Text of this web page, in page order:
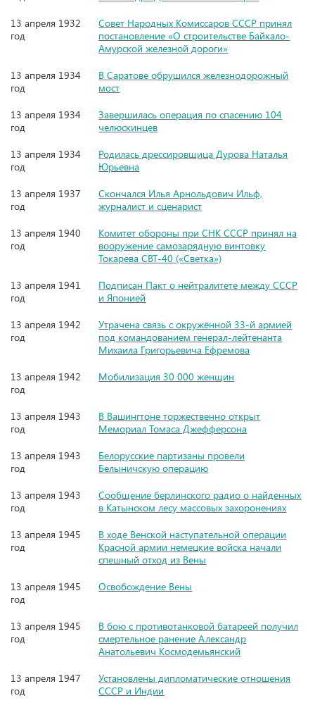
13 апреля 1932
год
Совет Народных Комиссаров СССР принял
постановление «О строительстве Байкало-
Амурской железной дороги»
13 апреля 1934
год
В Саратове обрушился железнодорожный
мост
13 апреля 1934
год
Завершилась операция по спасению 104
челюскинцев
13 апреля 1934
год
Родилась дрессировщица Дурова Наталья
Юрьевна
13 апреля 1937
год
Скончался Илья Арнольдович Ильф,
журналист и сценарист
13 апреля 1940
год
Комитет обороны при СНК СССР принял на
вооружение самозарядную винтовку
Токарева СВТ-40 («Светка»)
13 апреля 1941
год
Подписан Пакт о нейтралитете между СССР
и Японией
13 апреля 1942
год
Утрачена связь с окружённой 33-й армией
под командованием генерал-лейтенанта
Михаила Григорьевича Ефремова
13 апреля 1942
год
Мобилизация 30 000 женщин
13 апреля 1943
год
В Вашингтоне торжественно открыт
Мемориал Томаса Джефферсона
13 апреля 1943
год
Белорусские партизаны провели
Белыничскую операцию
13 апреля 1943
год
Сообщение берлинского радио о найденных
в Катынском лесу массовых захоронениях
13 апреля 1945
год
В ходе Венской наступательной операции
Красной армии немецкие войска начали
спешный отход из Вены
13 апреля 1945
год
Освобождение Вены
13 апреля 1945
год
В бою с противотанковой батареей получил
смертельное ранение Александр
Анатольевич Космодемьянский
13 апреля 1947
год
Установлены дипломатические отношения
СССР и Индии